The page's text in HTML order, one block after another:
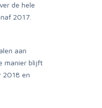
de hele
2017.
aan
manier blijft
2018 en